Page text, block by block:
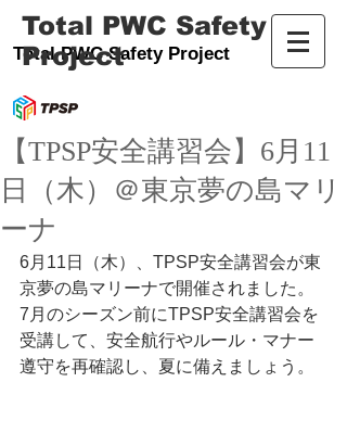
Total PWC Safety Project
Total PWC Safety
Project
【TPSP安全講習会】6月11
日（木）＠東京夢の島マリ
ーナ
6月11日（木）、TPSP安全講習会が東
京夢の島マリーナで開催されました。
7月のシーズン前にTPSP安全講習会を
受講して、安全航行やルール・マナー
遵守を再確認し、夏に備えましょう。